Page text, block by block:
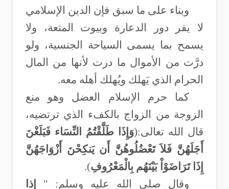
وبناء على ما سبق فإن الدين الإسلامي
لا يقر دور الدعارة وبيوت المتعة، ولا
يسمح بما يسمى السياحة الجنسية، ولو
درَّت من الأموال ما درت لأنها من المال
الحرام الذي يَهلك ويُهلك أهله معه.
كما حرم الإسلام العضل وهو منع
الزوجة من الزواج بالكفء الذي ترتضيه،
قال الله تعالى:(وَإِذَا طَلَّقْتُمُ النِّسَاء فَبَلَغْنَ
أَجَلَهُنَّ فَلاَ تَعْضُلُوهُنَّ أَن يَنكِحْنَ أَزْوَاجَهُنَّ
إِذَا تَرَاضَوْاْ بَيْنَهُم بِالْمَعْرُوفِ).
وقال صلى الله عليه وسلم: "
إذا